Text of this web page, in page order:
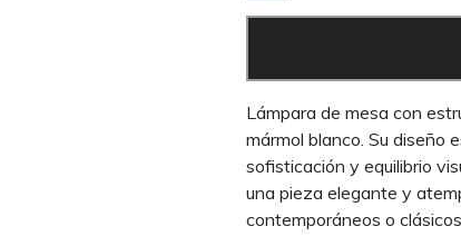
Lámpara de mesa con
mármol blanco. Su diseño
sofisticación y equilibrio
una pieza elegante y
contemporáneos o